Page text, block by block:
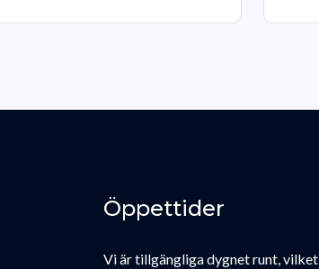
Öppettider
Vi är tillgängliga dygnet runt, vilket